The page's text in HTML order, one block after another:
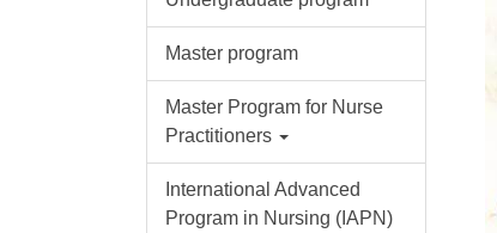
Master program
Master Program for Nurse
Practitioners
International Advanced
Program in Nursing (IAPN)